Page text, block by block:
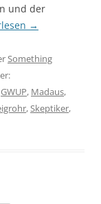
und der
→
Something
GWUP, Madaus,
,Skeptiker,